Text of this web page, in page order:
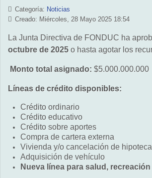
Categoría: Noticias
Creado: Miércoles, 28 Mayo 2025 18:54
La Junta Directiva de FONDUC ha
octubre de 2025 o hasta agotar los
Monto total asignado: $5.000.000.000
Líneas de crédito disponibles:
Crédito ordinario
Crédito educativo
Crédito sobre aportes
Compra de cartera externa
Vivienda y/o cancelación de hipoteca
Adquisición de vehículo
Nueva línea para salud,